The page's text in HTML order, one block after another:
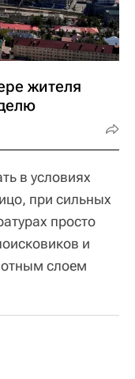
жителя
в условиях
при сильных
просто
и
слоем